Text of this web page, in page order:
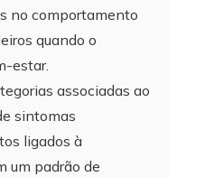
no comportamento
quando o
estar.
associadas ao
sintomas
ligados à
um padrão de